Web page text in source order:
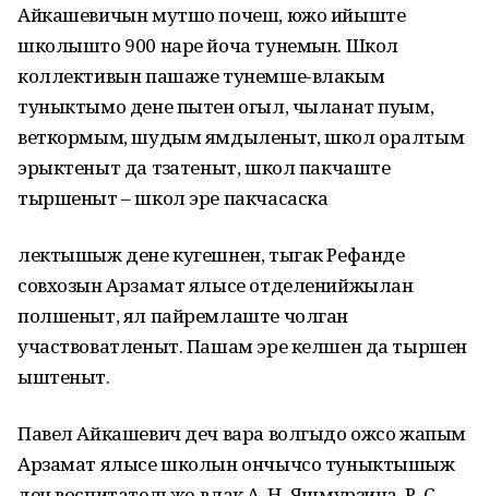
Айкашевичын мутшо почеш, южо ийыште
школышто 900 наре йоча тунемын. Школ
коллективын пашаже тунемше-влакым
туныктымо дене пытен огыл, чыланат пуым,
веткормым, шудым ямдыленыт, школ оралтым
эрыктеныт да тӱзатеныт, школ пакчаште
тыршеныт – школ эре пакчасаска
лектышыж дене кугешнен, тыгак Рефанде
совхозын Арзамат ялысе отделенийжылан
полшеныт, ял пайремлаште чолган
участвоватленыт. Пашам эре келшен да тыршен
ыштеныт.
Павел Айкашевич деч вара волгыдо ожсо жапым
Арзамат ялысе школын ончычсо туныктышыж